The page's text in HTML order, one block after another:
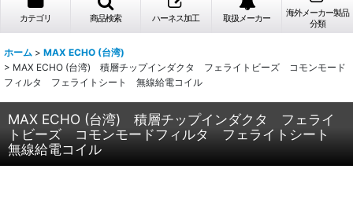
カテゴリ 商品検索 ハーネス加工 取扱メーカー
海外メーカー製品
分類
ホーム > MAX ECHO (台湾)
> MAX ECHO (台湾) 積層チップインダクタ フェライトビーズ コモンモード
フィルタ フェライトシート 無線給電コイル
MAX ECHO (台湾) 積層チップインダクタ フェライ
トビーズ コモンモードフィルタ フェライトシート
無線給電コイル